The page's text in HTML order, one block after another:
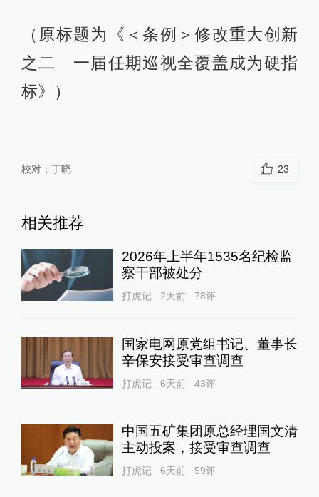
（原标题为《＜条例＞修改重大创新
之二 一届任期巡视全覆盖成为硬指
标》）
校对： 丁晓 23
相关推荐
2026年上半年1535名纪检监
察干部被处分
打虎记 2天前 78评
国家电网原党组书记、董事长
辛保安接受审查调查
打虎记 6天前 43评
中国五矿集团原总经理国文清
主动投案，接受审查调查
打虎记 6天前 59评